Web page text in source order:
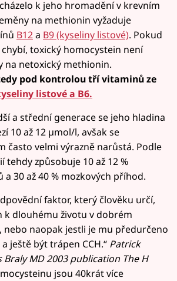
k jeho hromadění v krevním
na methionin vyžaduje
B12a B9 (kyseliny listové). Pokud
toxický homocystein není
na netoxický methionin.
pod kontrolou tří vitaminů ze
listové a B6.
a střední generace se jeho hladina
10 až 12 µmol/l, avšak se
často velmi výrazně narůstá. Podle
tehdy způsobuje 10 až 12 %
30 až 40 % mozkových příhod.
faktor, který člověku určí,
k dlouhému životu v dobrém
nebo naopak jestli je mu předurčeno
ještě být trápen CCH.“ Patrick
Braly MD 2003 publication The H
jsou 40krát více